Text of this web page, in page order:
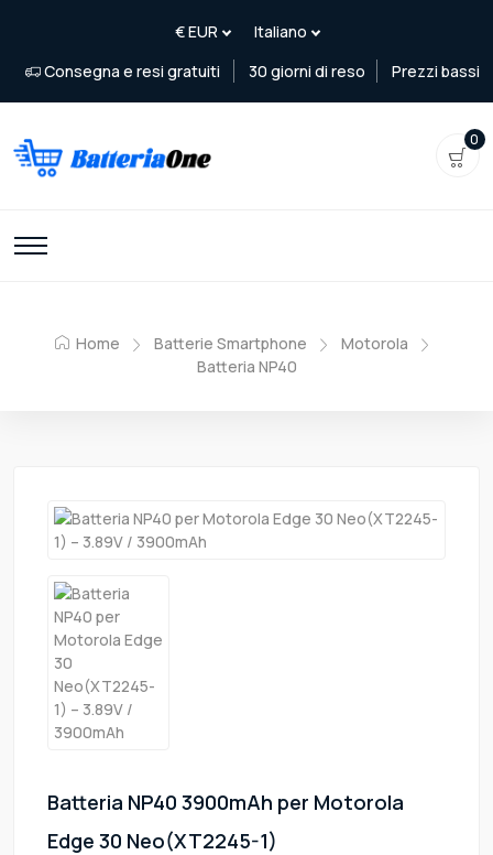
Consegna e resi gratuiti 30 giorni di reso Prezzi bassi
0
Home Batterie Smartphone
Motorola
Batteria NP40
Batteria NP40 3900mAh per Motorola
Edge 30 Neo(XT2245-1)